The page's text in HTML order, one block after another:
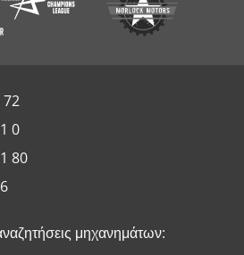
72
0
80
μηχανημάτων: